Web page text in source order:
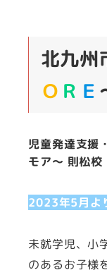
北九
Ｏ Ｒ Ｅ
児童発達支援
モア～ 則松校
2023年5月よ
未就学児、小
のあるお子様